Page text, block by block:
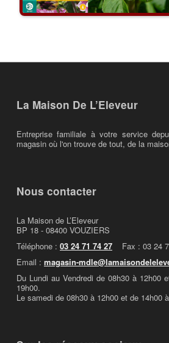
La Maison De L’Eleveur
Entreprise familiale à votre service
magasin où l'on trouve de tout, de la
Nous contacter
La Maison de L’Eleveur
BP 18 - 08400 VOUZIERS
Téléphone : 03 24 71 74 27 Fax : 03 24
Email : magasin-
Du Lundi au Vendredi de 08h30 à 12h00
19h00.
Le samedi de 08h30 à 12h00 et de 14h00